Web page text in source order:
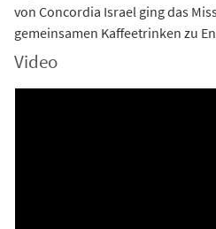
von Concordia Israel ging das
gemeinsamen Kaffeetrinken zu
Video